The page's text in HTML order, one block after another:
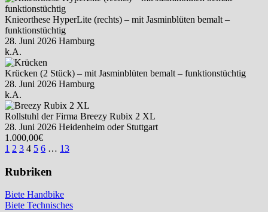
Knieorthese HyperLite (rechts) – mit Jasminblüten bemalt –
funktionstüchtig
28. Juni 2026 Hamburg
k.A.
Krücken (2 Stück) – mit Jasminblüten bemalt – funktionstüchtig
28. Juni 2026 Hamburg
k.A.
Rollstuhl der Firma Breezy Rubix 2 XL
28. Juni 2026 Heidenheim oder Stuttgart
1.000,00€
1 2 3 4 5 6 … 13
Rubriken
Biete Handbike
Biete Technisches